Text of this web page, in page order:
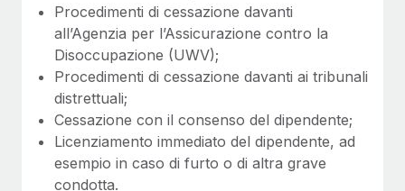
Procedimenti di cessazione davanti
all’Agenzia per l’Assicurazione contro la
Disoccupazione (UWV);
Procedimenti di cessazione davanti ai tribunali
distrettuali;
Cessazione con il consenso del dipendente;
Licenziamento immediato del dipendente, ad
esempio in caso di furto o di altra grave
condotta.